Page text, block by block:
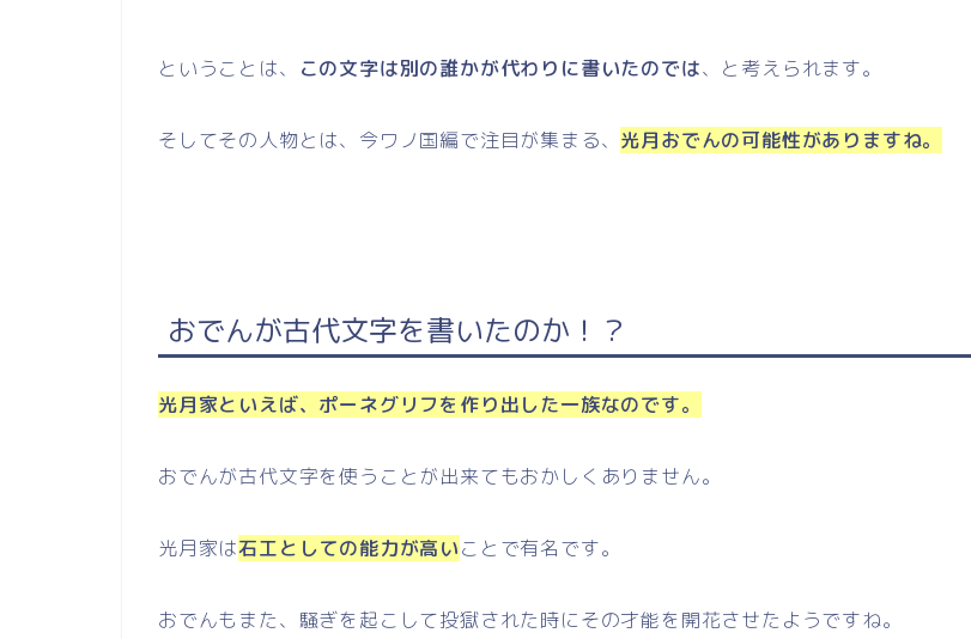
ということは、 この文字は別の誰かが代わりに書いたのでは、と考えられます。
そしてその人物とは、今ワノ国編で注目が集まる、 光月おでんの可能性がありますね。
おでんが古代文字を書いたのか！？
光月家といえば、ポーネグリフを作り出した一族なのです。
おでんが古代文字を使うことが出来てもおかしくありません。
光月家は石工としての能力が高いことで有名です。
おでんもまた、騒ぎを起こして投獄された時にその才能を開花させたようですね。